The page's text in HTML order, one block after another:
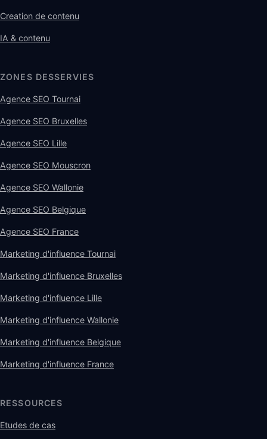
Creation de contenu
IA & contenu
ZONES DESSERVIES
Agence SEO Tournai
Agence SEO Bruxelles
Agence SEO Lille
Agence SEO Mouscron
Agence SEO Wallonie
Agence SEO Belgique
Agence SEO France
Marketing d'influence Tournai
Marketing d'influence Bruxelles
Marketing d'influence Lille
Marketing d'influence Wallonie
Marketing d'influence Belgique
Marketing d'influence France
RESSOURCES
Etudes de cas